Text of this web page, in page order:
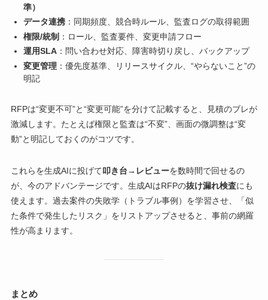
準）
データ連携：同期頻度、競合時ルール、監査ログの取得範囲
権限/統制 ：ロール、監査要件、変更申請フロー
運用SLA：問い合わせ対応、障害時切り戻し、バックアップ
変更管理：優先度基準、リリースサイクル、“やらないこと”の
明記
RFPは“変更不可”と“変更可能”を分けて記載すると、見積のブレが
激減します。たとえば権限と監査は“不変”、画面の微調整は“変
動”と明記しておくのがコツです。
これらを生成AIに投げて叩き台→レビューを数時間で回せるの
が、今のアドバンテージです。生成AIはRFPの抜け漏れ検査にも
使えます。過去案件の失敗学（トラブル事例）を学習させ、「似
た条件で発生したリスク」をリストアップさせると、事前の網羅
性が高まります。
まとめ